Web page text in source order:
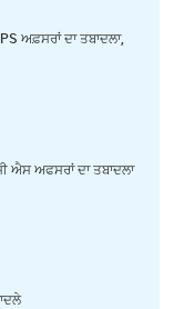
ਅਫ਼ਸਰਾਂ ਦਾ ਤਬਾਦਲਾ,
ਅਫਸਰਾਂ ਦਾ ਤਬਾਦਲਾ